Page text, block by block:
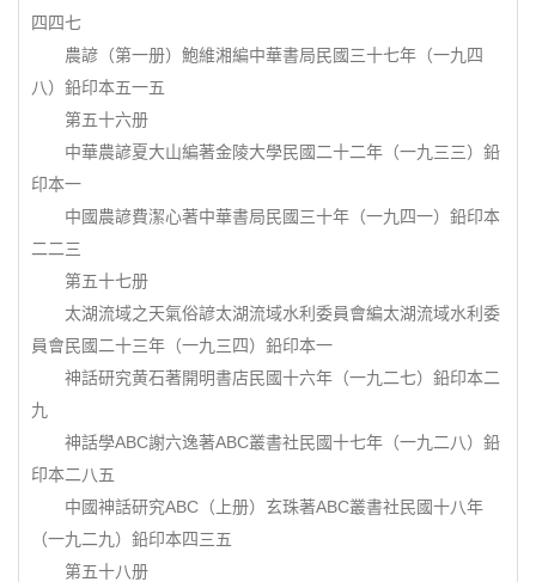
四四七
農諺（第一册）鮑維湘編中華書局民國三十七年（一九四
八）鉛印本五一五
第五十六册
中華農諺夏大山編著金陵大學民國二十二年（一九三三）鉛
印本一
中國農諺費潔心著中華書局民國三十年（一九四一）鉛印本
二二三
第五十七册
太湖流域之天氣俗諺太湖流域水利委員會編太湖流域水利委
員會民國二十三年（一九三四）鉛印本一
神話研究黄石著開明書店民國十六年（一九二七）鉛印本二
九
神話學ABC謝六逸著ABC叢書社民國十七年（一九二八）鉛
印本二八五
中國神話研究ABC（上册）玄珠著ABC叢書社民國十八年
（一九二九）鉛印本四三五
第五十八册